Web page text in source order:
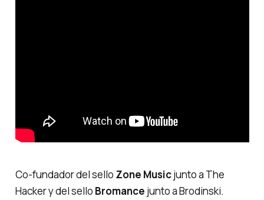
Co-fundador del sello Zone Musicjunto a The
Hacker y del sello Bromance junto a Brodinski.